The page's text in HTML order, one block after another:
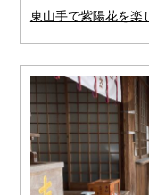
東山手で紫陽花を楽